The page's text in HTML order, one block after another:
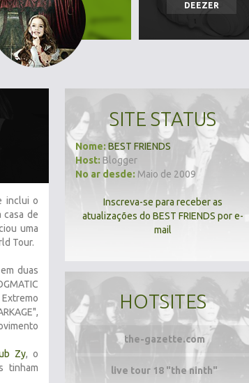
DEEZER
inclui o
casa de
uma
Tour.
duas
Zy, o
tinham
SITE STATUS
Nome: BEST FRIENDS
Host: Blogger
No ar desde: Maio de 2009
Inscreva-se para receber as
atualizações do BEST FRIENDS por e-
mail
HOTSITES
the-gazette.com
live tour 18 "the ninth"